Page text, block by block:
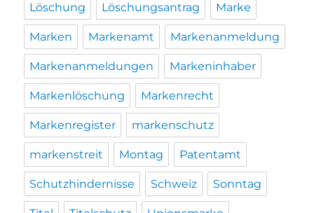
Löschung Löschungsantrag Marke
Marken Markenamt Markenanmeldung
Markenanmeldungen Markeninhaber
Markenlöschung Markenrecht
Markenregister markenschutz
markenstreit Montag Patentamt
Schutzhindernisse Schweiz Sonntag